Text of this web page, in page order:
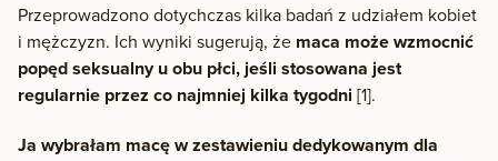
Przeprowadzono dotychczas kilka badań z udziałem kobiet
i mężczyzn. Ich wyniki sugerują, że maca może wzmocnić
popęd seksualny u obu płci, jeśli stosowana jest
regularnie przez co najmniej kilka tygodni [1].
Ja wybrałam macę w zestawieniu dedykowanym dla